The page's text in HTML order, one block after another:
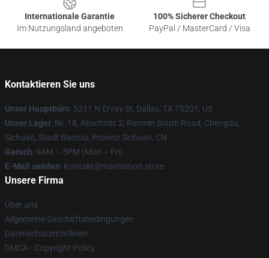
Internationale Garantie
Im Nutzungsland angeboten
100% Sicherer Checkout
PayPal / MasterCard / Visa
Kontaktieren Sie uns
Unser Hauptbüro: 5211 N Ervay St, Dallas, TX 75201, US
Unser Lager: Nr. 18, Abschnitt 2, Renmin South Road, Chengdu,
Sichuan, Stadt Baotou, Provinz Sichuan, CN
Geruch: 9AM – 5PM (Mon – Fri)
E-Mail senden: Kontakt@mamamoo.store
Unsere Firma
Über uns
Allgemeine Geschäftsbedingungen
Datenschutzrichtlinien
DMCA - Copyright Policy